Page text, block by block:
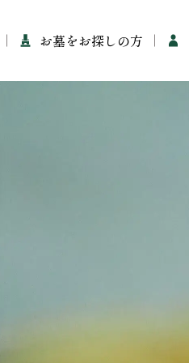
お墓をお探しの方